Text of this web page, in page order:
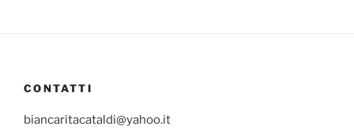
CONTATTI
biancaritacataldi@yahoo.it